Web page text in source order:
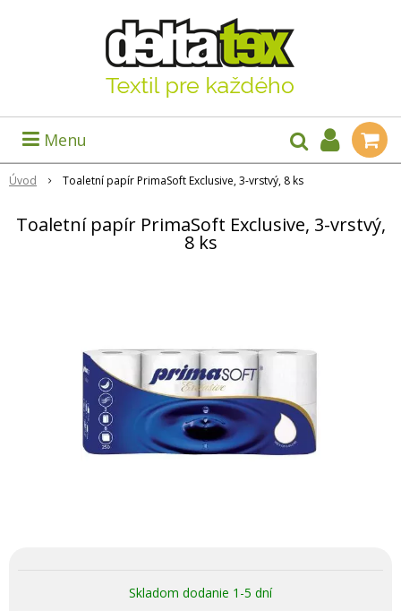
Menu
Úvod Toaletní papír PrimaSoft Exclusive, 3-vrstvý, 8 ks
Toaletní papír PrimaSoft Exclusive, 3-vrstvý,
8 ks
Skladom dodanie 1-5 dní